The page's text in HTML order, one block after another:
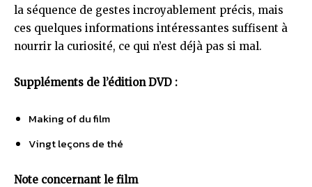
la séquence de gestes incroyablement précis, mais
ces quelques informations intéressantes suffisent à
nourrir la curiosité, ce qui n’est déjà pas si mal.
Suppléments de l’édition DVD :
Making of du film
Vingt leçons de thé
Note concernant le film